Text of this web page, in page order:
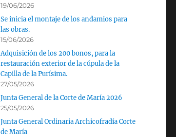
19/06/2026
Se inicia el montaje de los andamios para
las obras.
15/06/2026
Adquisición de los 200 bonos, para la
restauración exterior de la cúpula de la
Capilla de la Purísima.
27/05/2026
Junta General de la Corte de María 2026
25/05/2026
Junta General Ordinaria Archicofradía Corte
de María